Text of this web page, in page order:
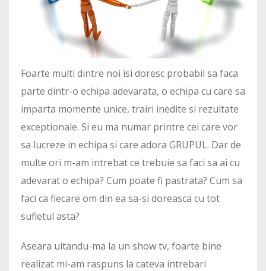
Foarte multi dintre noi isi doresc probabil sa faca
parte dintr-o echipa adevarata, o echipa cu care sa
imparta momente unice, trairi inedite si rezultate
exceptionale. Si eu ma numar printre cei care vor
sa lucreze in echipa si care adora GRUPUL. Dar de
multe ori m-am intrebat ce trebuie sa faci sa ai cu
adevarat o echipa? Cum poate fi pastrata? Cum sa
faci ca fiecare om din ea sa-si doreasca cu tot
sufletul asta?
Aseara uitandu-ma la un show tv, foarte bine
realizat mi-am raspuns la cateva intrebari